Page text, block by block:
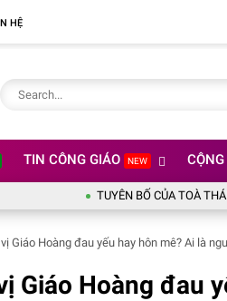
HỆ
TIN CÔNG GIÁO NEW
TUYÊN BỐ CỦA TOÀ THÁNH VỀ
Giáo Hoàng đau yếu hay hôn mê? Ai là
Giáo Hoàng đau